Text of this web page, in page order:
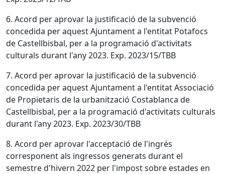
6. Acord per aprovar la justificació de la subvenció
concedida per aquest Ajuntament a l'entitat Potafocs
de Castellbisbal, per a la programació d'activitats
culturals durant l'any 2023. Exp. 2023/15/TBB
7. Acord per aprovar la justificació de la subvenció
concedida per aquest Ajuntament a l'entitat Associació
de Propietaris de la urbanització Costablanca de
Castellbisbal, per a la programació d'activitats culturals
durant l'any 2023. Exp. 2023/30/TBB
8. Acord per aprovar l'acceptació de l'ingrés
corresponent als ingressos generats durant el
semestre d'hivern 2022 per l'impost sobre estades en